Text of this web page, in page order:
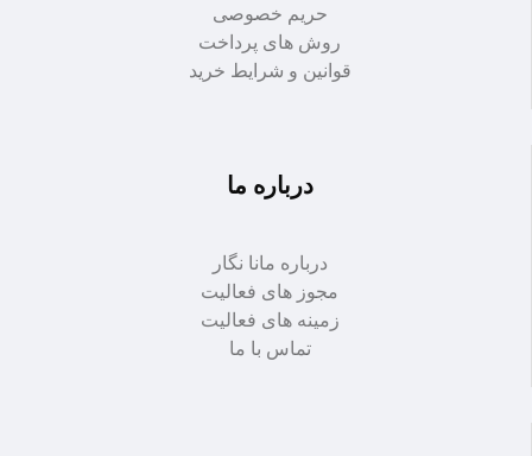
حریم خصوصی
روش های پرداخت
قوانین و شرایط خرید
درباره ما
درباره مانا نگار
مجوز های فعالیت
زمینه های فعالیت
تماس با ما